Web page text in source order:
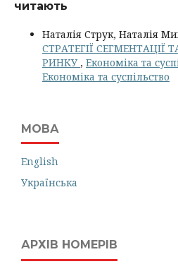
читають
Наталія Струк, Наталія
СТРАТЕГІЇ СЕГМЕНТАЦІЇ
РИНКУ , Економіка та
Економіка та суспільство
МОВА
English
Українська
АРХІВ НОМЕРІВ